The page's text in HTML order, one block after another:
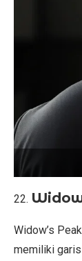
Widow’s
memiliki